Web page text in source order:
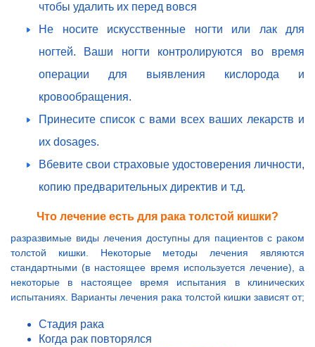
чтобы удалить их перед вовся
Не носите искусственные ногти или лак для
ногтей. Ваши ногти контролируются во время
операции для выявления кислорода и
кровообращения.
Принесите список с вами всех ваших лекарств и
их dosages.
Вбевите свои страховые удостоверения личности,
копию предварительных директив и т.д.
Что лечение есть для рака толстой кишки?
разразвимые виды лечения доступны для пациентов с раком
толстой кишки. Некоторые методы лечения являются
стандартными (в настоящее время используется лечение), а
некоторые в настоящее время испытания в клинических
испытаниях. Варианты лечения рака толстой кишки зависят от;
Стадия рака
Когда рак повторялся